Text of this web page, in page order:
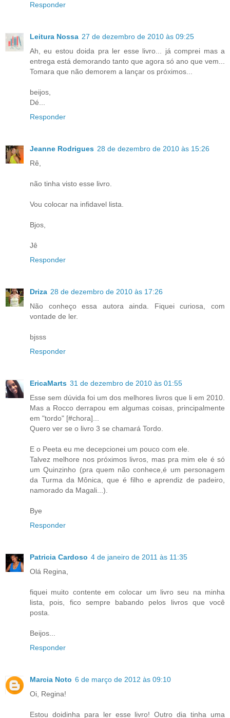
Responder
Leitura Nossa 27 de dezembro de 2010 às 09:25
Ah, eu estou doida pra ler esse livro... já comprei mas a
entrega está demorando tanto que agora só ano que vem...
Tomara que não demorem a lançar os próximos...
beijos,
Dé...
Responder
Jeanne Rodrigues 28 de dezembro de 2010 às 15:26
Rê,
não tinha visto esse livro.
Vou colocar na infidavel lista.
Bjos,
Jê
Responder
Driza 28 de dezembro de 2010 às 17:26
Não conheço essa autora ainda. Fiquei curiosa, com
vontade de ler.
bjsss
Responder
EricaMarts 31 de dezembro de 2010 às 01:55
Esse sem dúvida foi um dos melhores livros que li em 2010.
Mas a Rocco derrapou em algumas coisas, principalmente
em "tordo" [#chora]...
Quero ver se o livro 3 se chamará Tordo.
E o Peeta eu me decepcionei um pouco com ele.
Talvez melhore nos próximos livros, mas pra mim ele é só
um Quinzinho (pra quem não conhece,é um personagem
da Turma da Mônica, que é filho e aprendiz de padeiro,
namorado da Magali...).
Bye
Responder
Patricia Cardoso 4 de janeiro de 2011 às 11:35
Olá Regina,
fiquei muito contente em colocar um livro seu na minha
lista, pois, fico sempre babando pelos livros que você
posta.
Beijos...
Responder
Marcia Noto 6 de março de 2012 às 09:10
Oi, Regina!
Estou doidinha para ler esse livro! Outro dia tinha uma